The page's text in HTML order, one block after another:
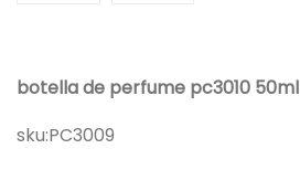
botella de perfume pc3010 50ml
sku:PC3009